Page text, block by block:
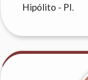
Hipólito - PI.